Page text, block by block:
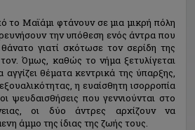
το Μαϊάμι φτάνουν σε μια μικρή πόλη
την υπόθεση ενός άντρα που
γιατί σκότωσε τον σερίδη της
τον. Όμως, καθώς το νήμα ξετυλίγεται
αγγίζει θέματα κεντρικά της ύπαρξης,
η ευαίσθητη ισορροπία
ψευδαισθήσεις που γεννιούνται στο
οι δύο άντρες αρχίζουν να
άμμο της ίδιας της ζωής τους.